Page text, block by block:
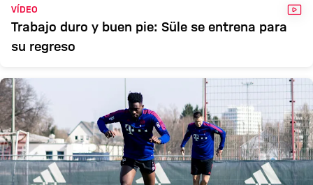
VÍDEO
Trabajo duro y buen pie: Süle se entrena para
su regreso